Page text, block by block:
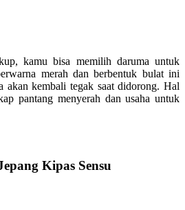
kamu bisa memilih daruma untuk
merah dan berbentuk bulat ini
akan kembali tegak saat didorong. Hal
pantang menyerah dan usaha untuk
Kipas Sensu